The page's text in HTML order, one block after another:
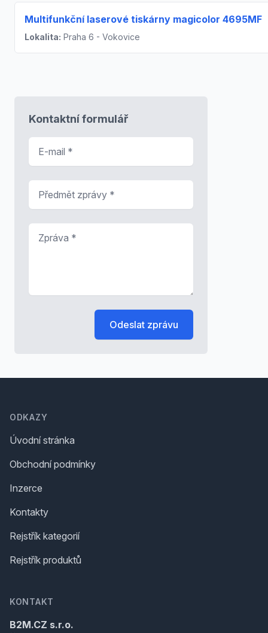
Multifunkční laserové tiskárny magicolor 4695MF
Lokalita: Praha 6 - Vokovice
Kontaktní formulář
Odeslat zprávu
ODKAZY
Úvodní stránka
Obchodní podmínky
Inzerce
Kontakty
Rejstřík kategorií
Rejstřík produktů
KONTAKT
B2M.CZ s.r.o.